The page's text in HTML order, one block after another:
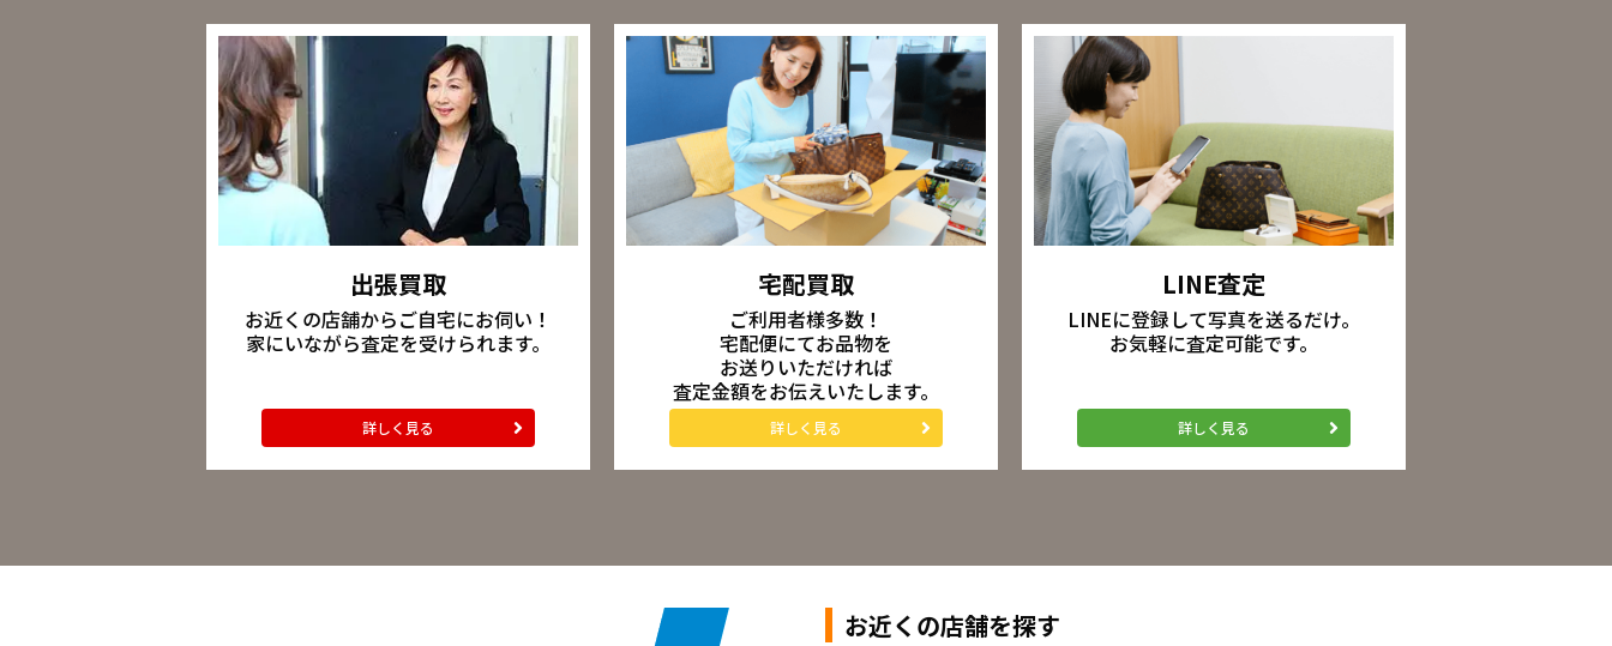
出張買取
お近くの店舗からご自宅にお伺い！
家にいながら査定を受けられます。
詳しく見る
宅配買取
ご利用者様多数！
宅配便にてお品物を
お送りいただければ
査定金額をお伝えいたします。
詳しく見る
LINE査定
LINEに登録して写真を送るだけ。
お気軽に査定可能です。
詳しく見る
お近くの店舗を探す